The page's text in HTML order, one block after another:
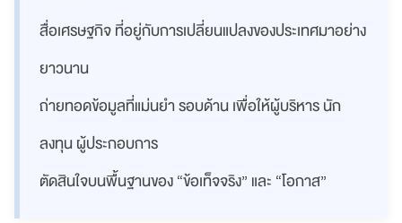
สื่อเศรษฐกิจ ที่อยู่กับการเปลี่ยนแปลงของประเทศมาอย่าง
ยาวนาน
ถ่ายทอดข้อมูลที่แม่นยำ รอบด้าน เพื่อให้ผู้บริหาร นัก
ลงทุน ผู้ประกอบการ
ตัดสินใจบนพื้นฐานของ “ข้อเท็จจริง” และ “โอกาส”